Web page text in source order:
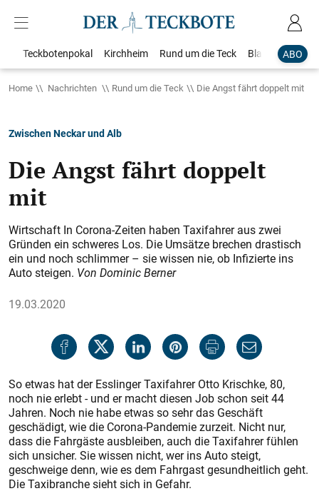
ABO
Teckbotenpokal Kirchheim Rund um die Teck Blaulicht
Home Nachrichten Rund um die Teck Die Angst fährt doppelt mit
Zwischen Neckar und Alb
Die Angst fährt doppelt
mit
Wirtschaft In Corona-Zeiten haben Taxifahrer aus zwei
Gründen ein schweres Los. Die Umsätze brechen drastisch
ein und noch schlimmer – sie wissen nie, ob Infizierte ins
Auto steigen. Von Dominic Berner
19.03.2020
So etwas hat der Esslinger Taxifahrer Otto Krischke, 80,
noch nie erlebt - und er macht diesen Job schon seit 44
Jahren. Noch nie habe etwas so sehr das Geschäft
geschädigt, wie die Corona-Pandemie zurzeit. Nicht nur,
dass die Fahrgäste ausbleiben, auch die Taxifahrer fühlen
sich unsicher. Sie wissen nicht, wer ins Auto steigt,
geschweige denn, wie es dem Fahrgast gesundheitlich geht.
Die Taxibranche sieht sich in Gefahr.